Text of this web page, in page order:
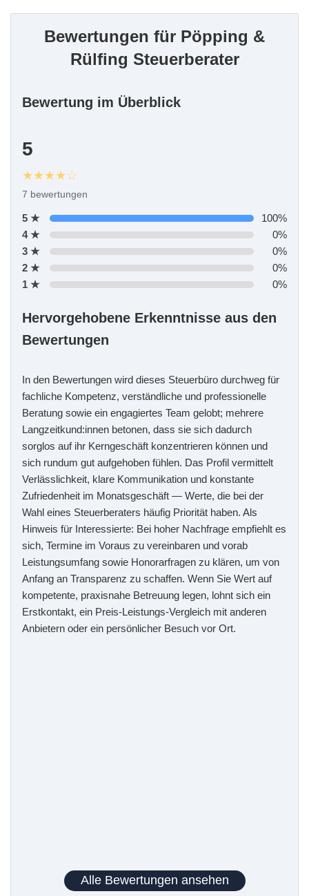
Bewertungen für Pöpping &
Rülfing Steuerberater
Bewertung im Überblick
5
★★★★☆
7 bewertungen
5 ★
100%
4 ★
0%
3 ★
0%
2 ★
0%
1 ★
0%
Hervorgehobene Erkenntnisse aus den
Bewertungen
In den Bewertungen wird dieses Steuerbüro durchweg für
fachliche Kompetenz, verständliche und professionelle
Beratung sowie ein engagiertes Team gelobt; mehrere
Langzeitkund:innen betonen, dass sie sich dadurch
sorglos auf ihr Kerngeschäft konzentrieren können und
sich rundum gut aufgehoben fühlen. Das Profil vermittelt
Verlässlichkeit, klare Kommunikation und konstante
Zufriedenheit im Monatsgeschäft — Werte, die bei der
Wahl eines Steuerberaters häufig Priorität haben. Als
Hinweis für Interessierte: Bei hoher Nachfrage empfiehlt es
sich, Termine im Voraus zu vereinbaren und vorab
Leistungsumfang sowie Honorarfragen zu klären, um von
Anfang an Transparenz zu schaffen. Wenn Sie Wert auf
kompetente, praxisnahe Betreuung legen, lohnt sich ein
Erstkontakt, ein Preis-Leistungs-Vergleich mit anderen
Anbietern oder ein persönlicher Besuch vor Ort.
Alle Bewertungen ansehen